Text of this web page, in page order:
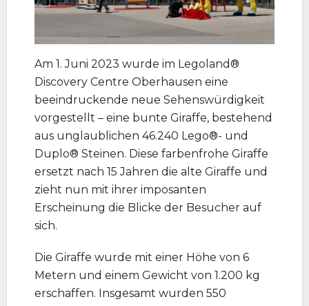
Am 1. Juni 2023 wurde im Legoland®
Discovery Centre Oberhausen eine
beeindruckende neue Sehenswürdigkeit
vorgestellt – eine bunte Giraffe, bestehend
aus unglaublichen 46.240 Lego®- und
Duplo® Steinen. Diese farbenfrohe Giraffe
ersetzt nach 15 Jahren die alte Giraffe und
zieht nun mit ihrer imposanten
Erscheinung die Blicke der Besucher auf
sich.
Die Giraffe wurde mit einer Höhe von 6
Metern und einem Gewicht von 1.200 kg
erschaffen. Insgesamt wurden 550